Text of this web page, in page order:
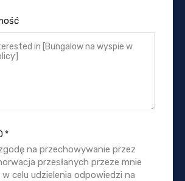
*
na przechowywanie przez
przesłanych przeze mnie
celu udzielenia odpowiedzi na